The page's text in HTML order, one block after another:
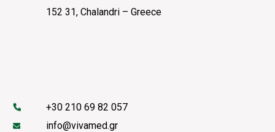
152 31, Chalandri – Greece
+30 210 69 82 057
info@vivamed.gr